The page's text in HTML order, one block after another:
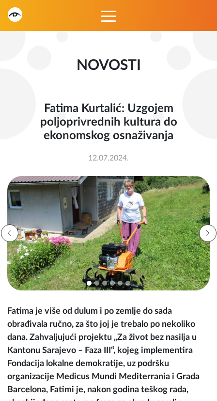
NOVOSTI
Fatima Kurtalić: Uzgojem
poljoprivrednih kultura do
ekonomskog osnaživanja
12.07.2024.
Fatima je više od dulum i po zemlje do sada
obrađivala ručno, za što joj je trebalo po nekoliko
dana. Zahvaljujući projektu „Za život bez nasilja u
Kantonu Sarajevo – Faza III“, kojeg implementira
Fondacija lokalne demokratije, uz podršku
organizacije Medicus Mundi Mediterrania i Grada